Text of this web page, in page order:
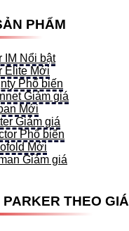
PHẨM
IM
Elite
THEO GIÁ